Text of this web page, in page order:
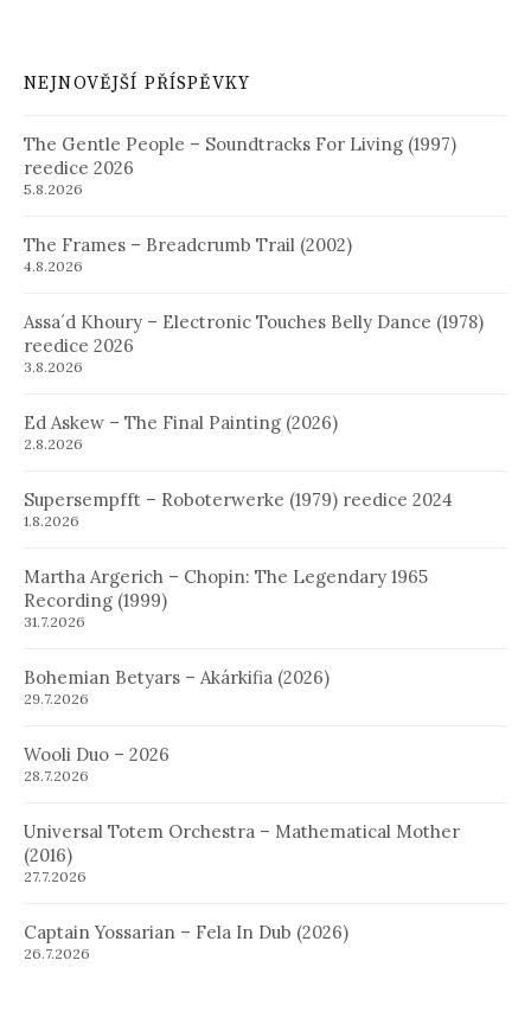
NEJNOVĚJŠÍ PŘÍSPĚVKY
The Gentle People – Soundtracks For Living (1997)
reedice 2026
5.8.2026
The Frames – Breadcrumb Trail (2002)
4.8.2026
Assa´d Khoury – Electronic Touches Belly Dance (1978)
reedice 2026
3.8.2026
Ed Askew – The Final Painting (2026)
2.8.2026
Supersempfft – Roboterwerke (1979) reedice 2024
1.8.2026
Martha Argerich – Chopin: The Legendary 1965
Recording (1999)
31.7.2026
Bohemian Betyars – Akárkifia (2026)
29.7.2026
Wooli Duo – 2026
28.7.2026
Universal Totem Orchestra – Mathematical Mother
(2016)
27.7.2026
Captain Yossarian – Fela In Dub (2026)
26.7.2026